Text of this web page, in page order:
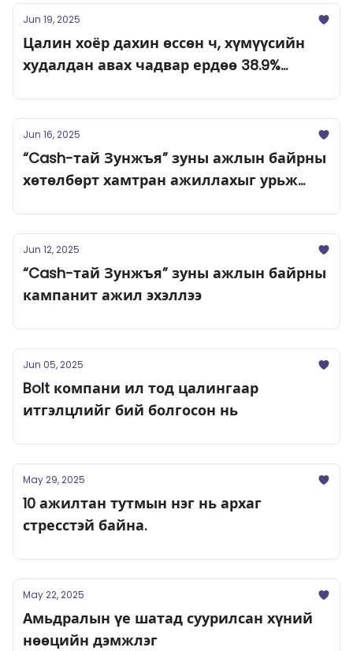
Jun 19, 2025
Цалин хоёр дахин өссөн ч, хүмүүсийн
худалдан авах чадвар ердөө 38.9%
Jun 16, 2025
“Cash-тай Зунжъя” зуны ажлын байрны
хөтөлбөрт хамтран ажиллахыг урьж
Jun 12, 2025
“Cash-тай Зунжъя” зуны ажлын байрны
кампанит ажил эхэллээ
Jun 05, 2025
Bolt компани ил тод цалингаар
итгэлцлийг бий болгосон нь
May 29, 2025
10 ажилтан тутмын нэг нь архаг
стресстэй байна.
May 22, 2025
Амьдралын үе шатад суурилсан хүний
нөөцийн дэмжлэг